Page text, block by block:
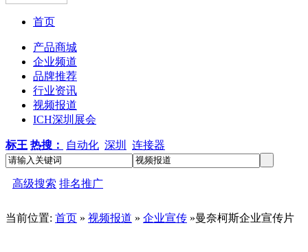
首页
产品商城
企业频道
品牌推荐
行业资讯
视频报道
ICH深圳展会
标王 热搜： 自动化 深圳 连接器
高级搜索 排名推广
当前位置: 首页 » 视频报道 » 企业宣传 »曼奈柯斯企业宣传片